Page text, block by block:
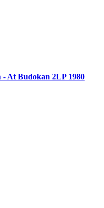
At Budokan 2LP 1980